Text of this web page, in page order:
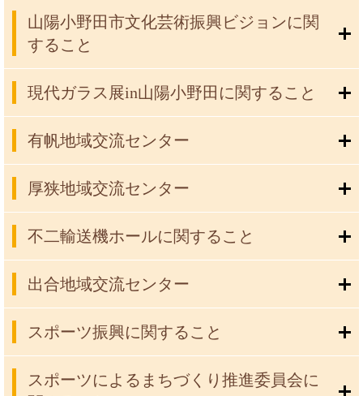
山陽小野田市文化芸術振興ビジョンに関
すること
現代ガラス展in山陽小野田に関すること
有帆地域交流センター
厚狭地域交流センター
不二輸送機ホールに関すること
出合地域交流センター
スポーツ振興に関すること
スポーツによるまちづくり推進委員会に